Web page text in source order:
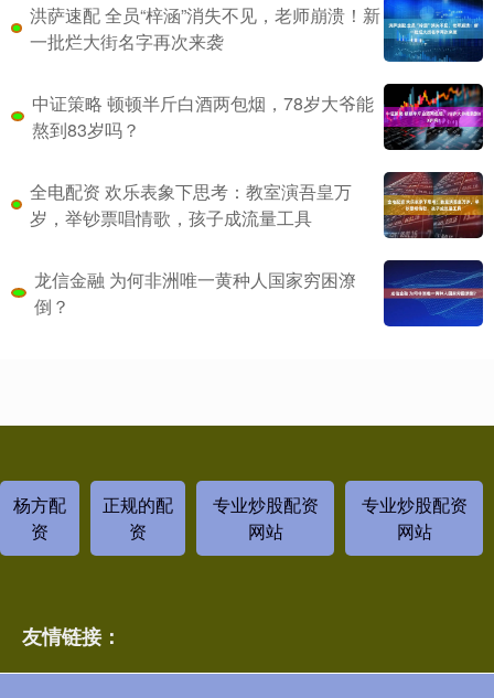
洪萨速配 全员“梓涵”消失不见，老师崩溃！新
一批烂大街名字再次来袭
中证策略 顿顿半斤白酒两包烟，78岁大爷能
熬到83岁吗？
全电配资 欢乐表象下思考：教室演吾皇万
岁，举钞票唱情歌，孩子成流量工具
龙信金融 为何非洲唯一黄种人国家穷困潦
倒？
杨方配
资
正规的配
资
专业炒股配资
网站
专业炒股配资
网站
友情链接：